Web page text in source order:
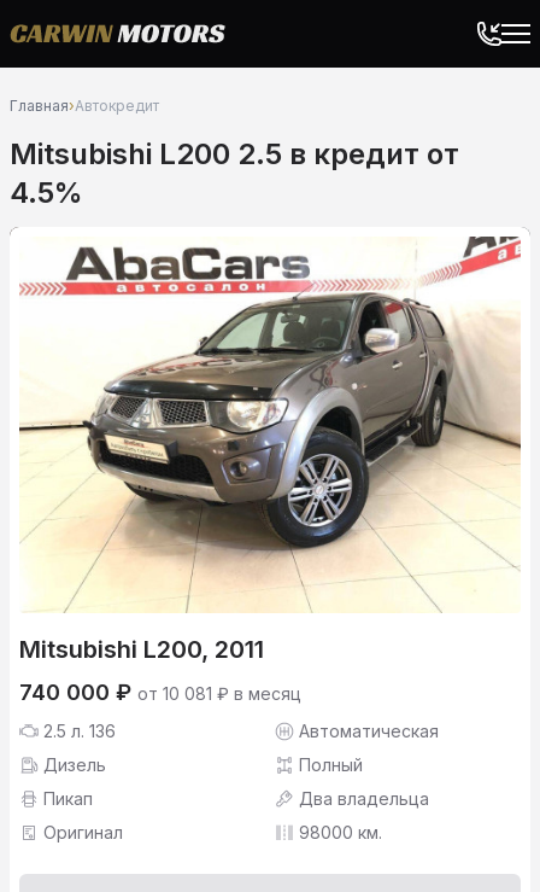
Главная›Автокредит
Mitsubishi L200 2.5 в кредит от
4.5%
Mitsubishi L200, 2011
740 000 ₽ от 10 081 ₽ в месяц
2.5 л. 136
Автоматическая
Дизель
Полный
Пикап
Два владельца
Оригинал
98000 км.